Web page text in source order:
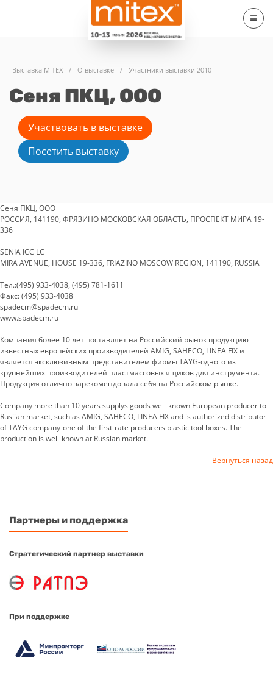
Выставка MITEX / О выставке / Участники выставки 2010
Сеня ПКЦ, ООО
Участвовать в выставке
Посетить выставку
Сеня ПКЦ, ООО
РОССИЯ, 141190, ФРЯЗИНО МОСКОВСКАЯ ОБЛАСТЬ, ПРОСПЕКТ МИРА 19-
336
SENIA ICC LC
MIRA AVENUE, HOUSE 19-336, FRIAZINO MOSCOW REGION, 141190, RUSSIA
Тел.:(495) 933-4038, (495) 781-1611
Факс: (495) 933-4038
spadecm@spadecm.ru
www.spadecm.ru
Компания более 10 лет поставляет на Российский рынок продукцию
известных европейских производителей AMIG, SAHECO, LINEA FIX и
является эксклюзивным представителем фирмы TAYG-одного из
крупнейших производителей пластмассовых ящиков для инструмента.
Продукция отлично зарекомендовала себя на Российском рынке.
Company more than 10 years supplys goods well-known European producer to
Rusiian market, such as AMIG, SAHECO, LINEA FIX and is authorized distributor
of TAYG company-one of the first-rate producers plastic tool boxes. The
production is well-known at Russian market.
Вернуться назад
Партнеры и поддержка
Стратегический партнер выставки
При поддержке